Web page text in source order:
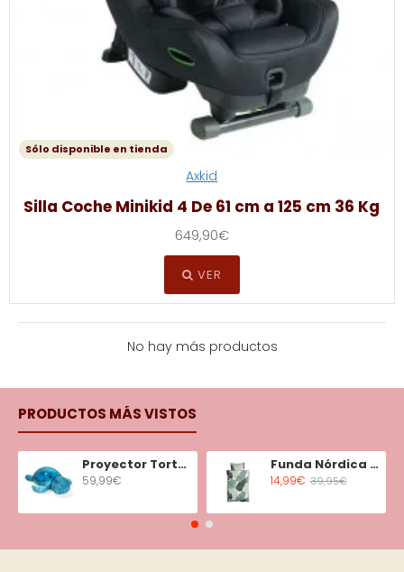
Sólo disponible en tienda
Axkid
Silla Coche Minikid 4 De 61 cm a 125 cm 36 Kg
649,90€
VER
No hay más productos
PRODUCTOS MÁS VISTOS
Proyector Tortuga Tranquila Aqua
59,99€
Funda Nórdica Minicuna Tiny Tropics
14,99€ 39,95€